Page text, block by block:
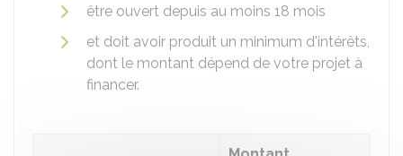
être ouvert depuis au moins 18 mois
et doit avoir produit un minimum d'intérêts,
dont le montant dépend de votre projet à
financer.